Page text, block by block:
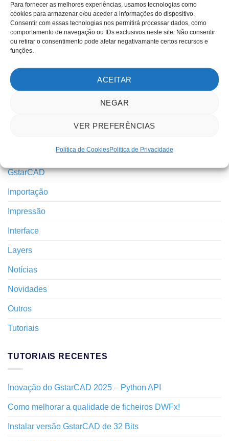
Para fornecer as melhores experiências, usamos tecnologias como
cookies para armazenar e/ou aceder a informações do dispositivo.
Consentir com essas tecnologias nos permitirá processar dados, como
comportamento de navegação ou IDs exclusivos neste site. Não consentir
ou retirar o consentimento pode afetar negativamante certos recursos e
funções.
ACEITAR
NEGAR
VER PREFERÊNCIAS
Política de CookiesPolitica de Privacidade
PESQUISAR
TUTORIAL
Espress Tools
GstarCAD
Importação
Impressão
Interface
Layers
Notícias
Novidades
Outros
Tutoriais
TUTORIAIS RECENTES
Inovação do GstarCAD 2025 – Python API
Como melhorar a qualidade de ficheiros DWFx!
Instalar versão GstarCAD de 32 Bits